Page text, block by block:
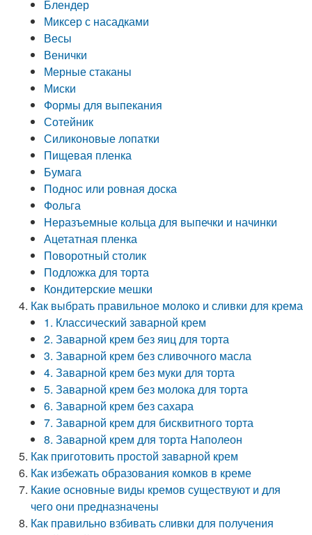
Блендер
Миксер с насадками
Весы
Венички
Мерные стаканы
Миски
Формы для выпекания
Сотейник
Силиконовые лопатки
Пищевая пленка
Бумага
Поднос или ровная доска
Фольга
Неразъемные кольца для выпечки и начинки
Ацетатная пленка
Поворотный столик
Подложка для торта
Кондитерские мешки
Как выбрать правильное молоко и сливки для крема
1. Классический заварной крем
2. Заварной крем без яиц для торта
3. Заварной крем без сливочного масла
4. Заварной крем без муки для торта
5. Заварной крем без молока для торта
6. Заварной крем без сахара
7. Заварной крем для бисквитного торта
8. Заварной крем для торта Наполеон
Как приготовить простой заварной крем
Как избежать образования комков в креме
Какие основные виды кремов существуют и для
чего они предназначены
Как правильно взбивать сливки для получения